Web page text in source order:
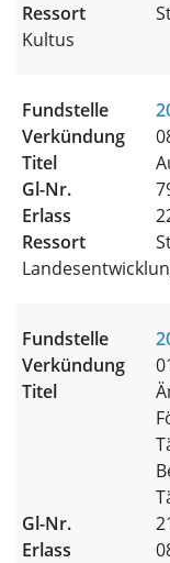
Kultus